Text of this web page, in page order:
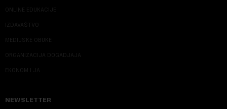
ONLINE EDUKACIJE
IZDAVAŠTVO
MEDIJSKE OBUKE
ORGANIZACIJA DOGADJAJA
EKONOM I JA
NEWSLETTER